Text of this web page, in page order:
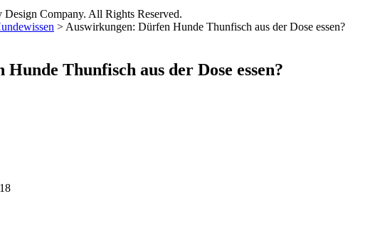
Company. All Rights Reserved.
> Auswirkungen: Dürfen Hunde Thunfisch aus der Dose essen?
Thunfisch aus der Dose essen?